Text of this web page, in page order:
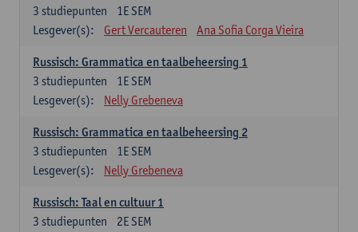
1E SEM
3 studiepunten
Lesgever(s):
Gert Vercauteren Ana Sofia Corga Vieira
Russisch: Grammatica en taalbeheersing 1
1E SEM
3 studiepunten
Lesgever(s):
Nelly Grebeneva
Russisch: Grammatica en taalbeheersing 2
1E SEM
3 studiepunten
Lesgever(s):
Nelly Grebeneva
Russisch: Taal en cultuur 1
2E SEM
3 studiepunten